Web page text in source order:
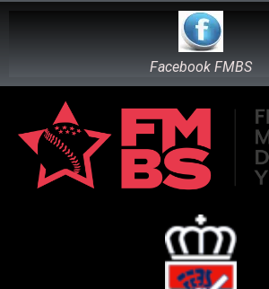
Facebook FMBS